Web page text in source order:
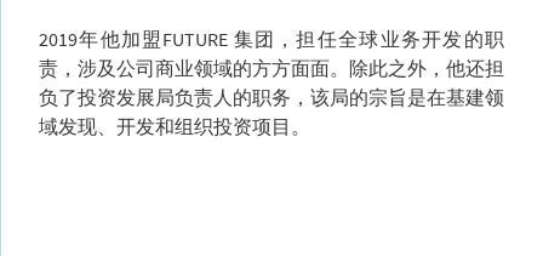
2019年他加盟FUTURE 集团，担任全球业务开发的职
责，涉及公司商业领域的方方面面。除此之外，他还担
负了投资发展局负责人的职务，该局的宗旨是在基建领
域发现、开发和组织投资项目。